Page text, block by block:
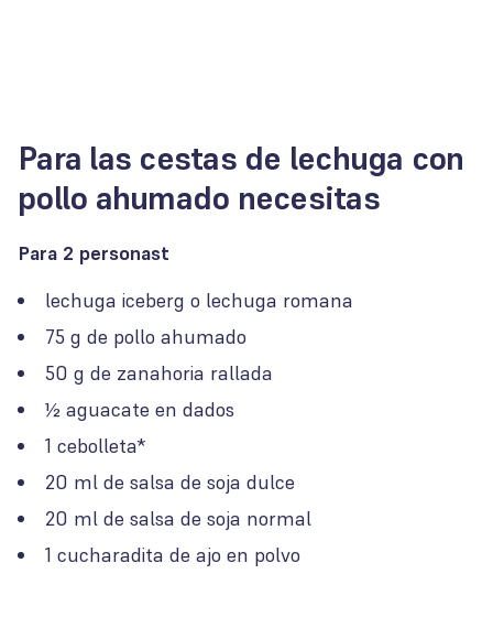
Para las cestas de lechuga con
pollo ahumado necesitas
Para 2 personast
lechuga iceberg o lechuga romana
75 g de pollo ahumado
50 g de zanahoria rallada
½ aguacate en dados
1 cebolleta*
20 ml de salsa de soja dulce
20 ml de salsa de soja normal
1 cucharadita de ajo en polvo